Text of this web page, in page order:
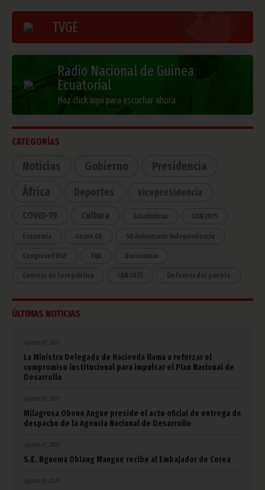
TVGE
Radio Nacional de Guinea
Ecuatorial
Haz click aquí para escuchar ahora
CATEGORÍAS
Noticias Gobierno
Presidencia
África
Deportes Vicepresidencia
COVID-19 Cultura Estadísticas CAN 2015
Economía Gente GE 50 Aniversario Independencia
CongresoPDGE FIJA Bielorrusia
Consejo de la república CAN 2025 Defensor del pueblo
ÚLTIMAS NOTICIAS
agosto 07, 2026
La Ministra Delegada de Hacienda llama a reforzar el
compromiso institucional para impulsar el Plan Nacional de
Desarrollo
agosto 07, 2026
Milagrosa Obono Angue preside el acto oficial de entrega de
despacho de la Agencia Nacional de Desarrollo
agosto 07, 2026
S.E. Nguema Obiang Mangue recibe al Embajador de Corea
agosto 07, 2026